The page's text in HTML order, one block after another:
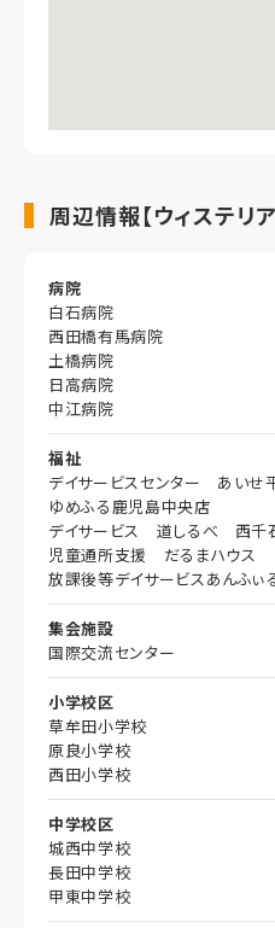
周辺情報【ウィステリ
病院
白石病院
西田橋有馬病院
土橋病院
日高病院
中江病院
福祉
デイサービスセンター あいせ
ゆめふる鹿児島中央店
デイサービス 道しるべ 西千
児童通所支援 だるまハウス
放課後等デイサービスあんふぃ
集会施設
国際交流センター
小学校区
草牟田小学校
原良小学校
西田小学校
中学校区
城西中学校
長田中学校
甲東中学校